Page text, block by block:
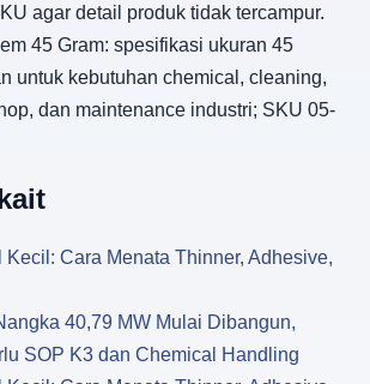
agar detail produk tidak tercampur.
45 Gram: spesifikasi ukuran 45
untuk kebutuhan chemical, cleaning,
dan maintenance industri; SKU 05-
Kecil: Cara Menata Thinner, Adhesive,
40,79 MW Mulai Dibangun,
SOP K3 dan Chemical Handling